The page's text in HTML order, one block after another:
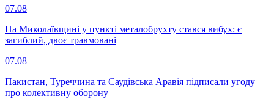
07.08
На Миколаївщині у пункті металобрухту стався вибух: є
загиблий, двоє травмовані
07.08
Пакистан, Туреччина та Саудівська Аравія підписали угоду
про колективну оборону